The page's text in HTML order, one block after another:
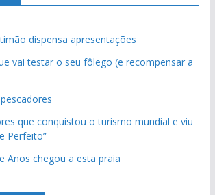
dispensa apresentações
vai testar o seu fôlego (e recompensar a
que conquistou o turismo mundial e viu
Perfeito”
Anos chegou a esta praia